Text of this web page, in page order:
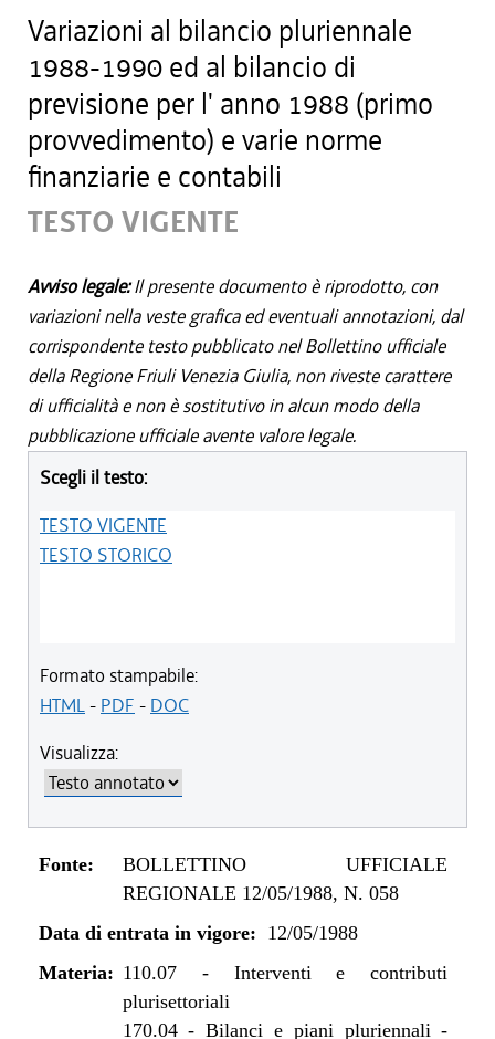
Variazioni al bilancio pluriennale
1988-1990 ed al bilancio di
previsione per l' anno 1988 (primo
provvedimento) e varie norme
finanziarie e contabili
TESTO VIGENTE
Avviso legale:Il presente documento è riprodotto, con
variazioni nella veste grafica ed eventuali annotazioni, dal
corrispondente testo pubblicato nel Bollettino ufficiale
della Regione Friuli Venezia Giulia, non riveste carattere
di ufficialità e non è sostitutivo in alcun modo della
pubblicazione ufficiale avente valore legale.
Scegli il testo:
TESTO VIGENTE
TESTO STORICO
Formato stampabile:
HTML- PDF - DOC
Visualizza:
Fonte:
BOLLETTINO UFFICIALE
REGIONALE 12/05/1988, N. 058
Data di entrata in vigore: 12/05/1988
Materia: 110.07- Interventi e contributi
plurisettoriali
170.04-Bilanci e piani pluriennali -